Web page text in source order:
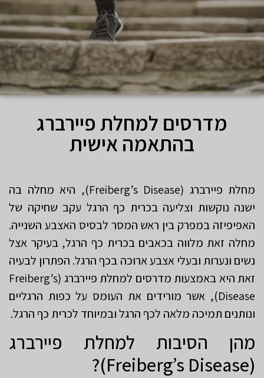
מדרסים למחלת פיירברג
בהתאמה אישית
מחלת פיירברג (Freiberg’s Disease), היא מחלה בה
ישנה נוקשות וצליעה בכרית כף הרגל עקב שחיקה של
האפיפיזה במפרק בין ראש המסר לבסיס האצבע השנייה.
מחלה זאת מלווה בכאבים בכרית כף הרגל, בעיקר אצל
נשים ונערות ובעלי אצבע ארוכה בכף הרגל. הפתרון לבעיה
זאת היא באמצעות מדרסים למחלת פיירברג (Freiberg’s
Disease), אשר מורידים את העומס על כפות הרגליים
ונותנים תמיכה מלאה לכף הרגל ובמיוחד לכרית כף הרגל.
מהן הסיבות למחלת פיירברג
(Freiberg’s Disease)?